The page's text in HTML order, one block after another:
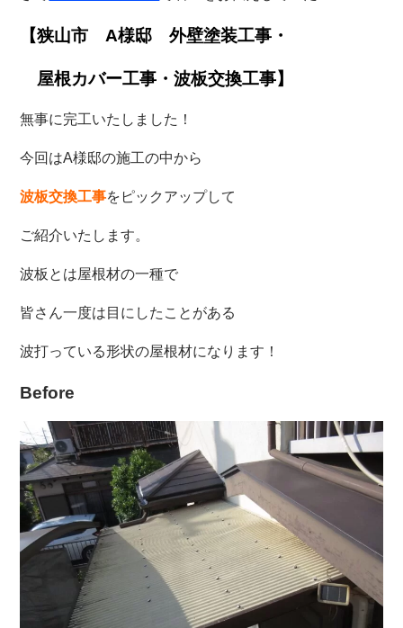
【狭山市 A様邸 外壁塗装工事・
屋根カバー工事・波板交換工事】
無事に完工いたしました！
今回はA様邸の施工の中から
波板交換工事をピックアップして
ご紹介いたします。
波板とは屋根材の一種で
皆さん一度は目にしたことがある
波打っている形状の屋根材になります！
Before